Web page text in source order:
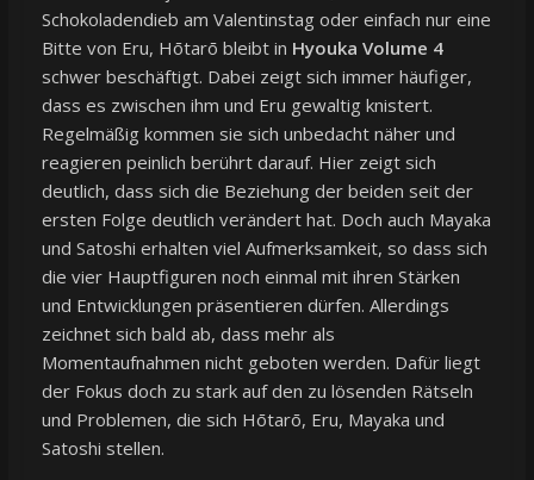
Schokoladendieb am Valentinstag oder einfach nur eine
Bitte von Eru, Hōtarō bleibt in Hyouka Volume 4
schwer beschäftigt. Dabei zeigt sich immer häufiger,
dass es zwischen ihm und Eru gewaltig knistert.
Regelmäßig kommen sie sich unbedacht näher und
reagieren peinlich berührt darauf. Hier zeigt sich
deutlich, dass sich die Beziehung der beiden seit der
ersten Folge deutlich verändert hat. Doch auch Mayaka
und Satoshi erhalten viel Aufmerksamkeit, so dass sich
die vier Hauptfiguren noch einmal mit ihren Stärken
und Entwicklungen präsentieren dürfen. Allerdings
zeichnet sich bald ab, dass mehr als
Momentaufnahmen nicht geboten werden. Dafür liegt
der Fokus doch zu stark auf den zu lösenden Rätseln
und Problemen, die sich Hōtarō, Eru, Mayaka und
Satoshi stellen.